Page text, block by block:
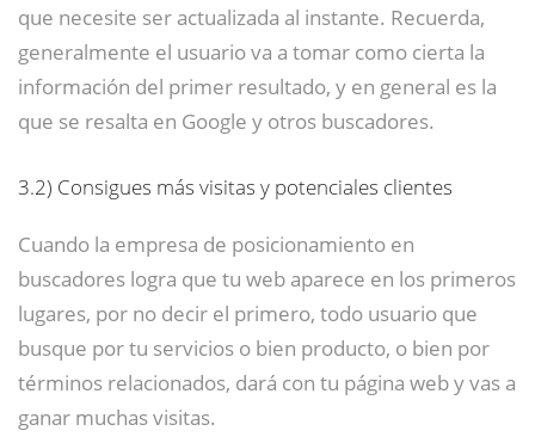
que necesite ser actualizada al instante. Recuerda,
generalmente el usuario va a tomar como cierta la
información del primer resultado, y en general es la
que se resalta en Google y otros buscadores.
3.2) Consigues más visitas y potenciales clientes
Cuando la empresa de posicionamiento en
buscadores logra que tu web aparece en los primeros
lugares, por no decir el primero, todo usuario que
busque por tu servicios o bien producto, o bien por
términos relacionados, dará con tu página web y vas a
ganar muchas visitas.